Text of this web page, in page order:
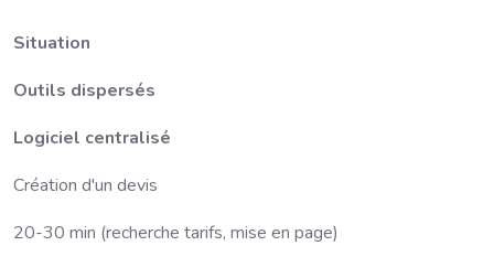
Situation
Outils dispersés
Logiciel centralisé
Création d'un devis
20-30 min (recherche tarifs, mise en page)